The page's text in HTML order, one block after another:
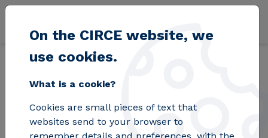
Skip to main content
Home Blog Aumentar la producción de parques industriales
Aumentar la
On the CIRCE website, we
use cookies.
What is a cookie?
Cookies are small pieces of text that
websites send to your browser to